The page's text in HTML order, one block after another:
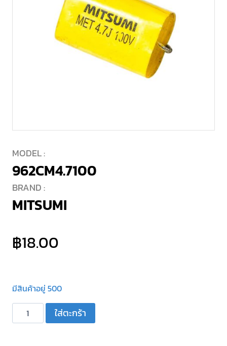
MODEL :
962CM4.7100
BRAND :
MITSUMI
฿18.00
มีสินค้าอยู่ 500
จำนวน
คา
ใส่ตะกร้า